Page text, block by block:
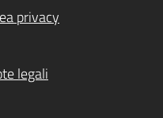
privacy
legali